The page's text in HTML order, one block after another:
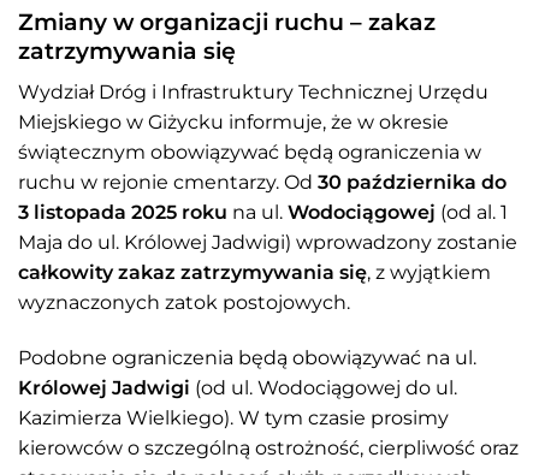
Zmiany w organizacji ruchu – zakaz
zatrzymywania się
Wydział Dróg i Infrastruktury Technicznej Urzędu
Miejskiego w Giżycku informuje, że w okresie
świątecznym obowiązywać będą ograniczenia w
ruchu w rejonie cmentarzy. Od 30 października do
3 listopada 2025 roku na ul. Wodociągowej (od al. 1
Maja do ul. Królowej Jadwigi) wprowadzony zostanie
całkowity zakaz zatrzymywania się, z wyjątkiem
wyznaczonych zatok postojowych.
Podobne ograniczenia będą obowiązywać na ul.
Królowej Jadwigi (od ul. Wodociągowej do ul.
Kazimierza Wielkiego). W tym czasie prosimy
kierowców o szczególną ostrożność, cierpliwość oraz